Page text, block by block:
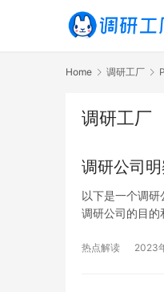
Home 调研工厂
调研工厂
调研公司
以下是一个调
调研公司的目
热点解读 2023